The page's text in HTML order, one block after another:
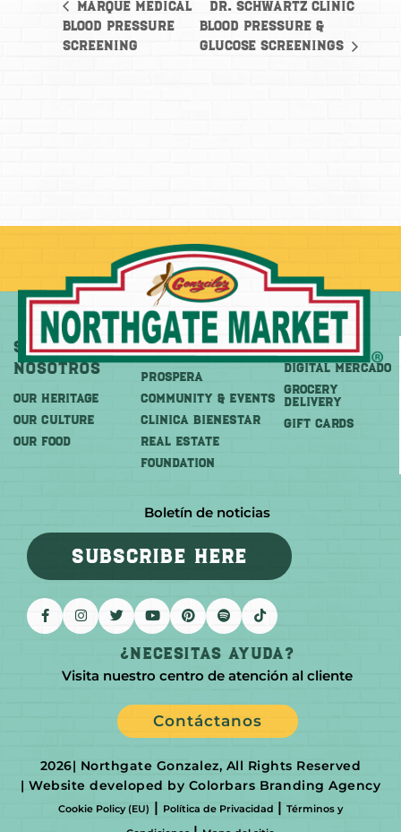
Marque Medical
Blood Pressure
Screening
Dr. Schwartz Clinic
Blood Pressure &
Glucose Screenings
Sobre
Nosotros
OUR HERITAGE
OUR CULTURE
OUR FOOD
Más
PROSPERA
COMMUNITY & EVENTS
CLINICA BIENESTAR
REAL ESTATE
FOUNDATION
Comprar
DIGITAL MERCADO
Grocery
Delivery
GIFT CARDS
Boletín de noticias
SUBSCRIBE HERE
¿Necesitas Ayuda?
Visita nuestro centro de atención al cliente
Contáctanos
2026| Northgate Gonzalez, All Rights Reserved
| Website developed by Colorbars Branding Agency
Cookie Policy (EU) | Política de Privacidad | Términos y